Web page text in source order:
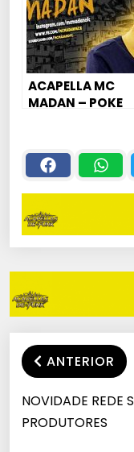
ACAPELLA MC
MADAN – POKE
ANTERIOR
NOVIDADE REDE
PRODUTORES